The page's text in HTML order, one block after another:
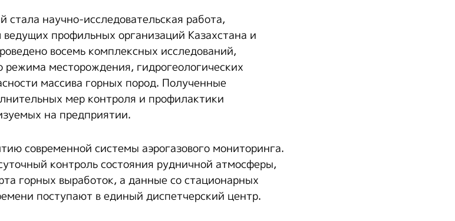
научно-исследовательская работа,
профильных организаций Казахстана и
восемь комплексных исследований,
режима месторождения, гидрогеологических
массива горных пород. Полученные
мер контроля и профилактики
на предприятии.
современной системы аэрогазового мониторинга.
контроль состояния рудничной атмосферы,
горных выработок, а данные со стационарных
поступают в единый диспетчерский центр.